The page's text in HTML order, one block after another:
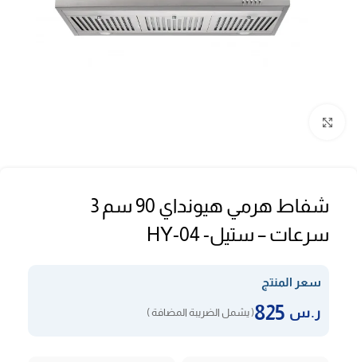
شفاط هرمي هيونداي 90 سم 3
سرعات – ستيل- HY-04
سعر المنتج
ر.س ( يشمل الضريبة المضافة )